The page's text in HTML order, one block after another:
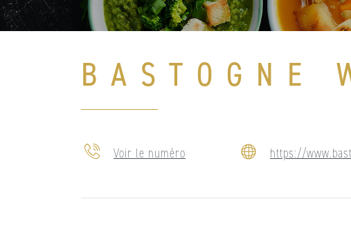
BASTOGNE
Voir le numéro https://